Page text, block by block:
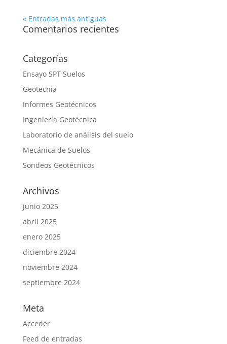
« Entradas más antiguas
Comentarios recientes
Categorías
Ensayo SPT Suelos
Geotecnia
Informes Geotécnicos
Ingeniería Geotécnica
Laboratorio de análisis del suelo
Mecánica de Suelos
Sondeos Geotécnicos
Archivos
junio 2025
abril 2025
enero 2025
diciembre 2024
noviembre 2024
septiembre 2024
Meta
Acceder
Feed de entradas